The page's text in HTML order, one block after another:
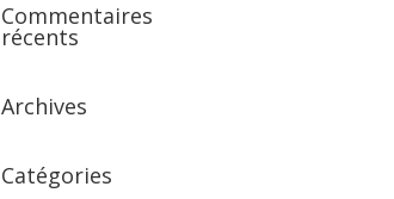
Commentaires
récents
Archives
Catégories